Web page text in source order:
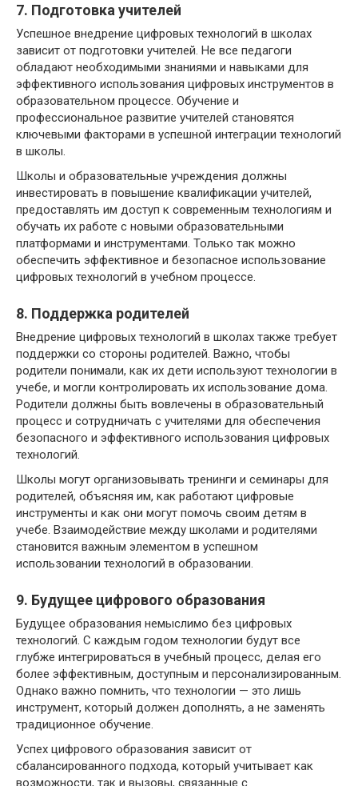
7. Подготовка учителей
Успешное внедрение цифровых технологий в школах
зависит от подготовки учителей. Не все педагоги
обладают необходимыми знаниями и навыками для
эффективного использования цифровых инструментов в
образовательном процессе. Обучение и
профессиональное развитие учителей становятся
ключевыми факторами в успешной интеграции технологий
в школы.
Школы и образовательные учреждения должны
инвестировать в повышение квалификации учителей,
предоставлять им доступ к современным технологиям и
обучать их работе с новыми образовательными
платформами и инструментами. Только так можно
обеспечить эффективное и безопасное использование
цифровых технологий в учебном процессе.
8. Поддержка родителей
Внедрение цифровых технологий в школах также требует
поддержки со стороны родителей. Важно, чтобы
родители понимали, как их дети используют технологии в
учебе, и могли контролировать их использование дома.
Родители должны быть вовлечены в образовательный
процесс и сотрудничать с учителями для обеспечения
безопасного и эффективного использования цифровых
технологий.
Школы могут организовывать тренинги и семинары для
родителей, объясняя им, как работают цифровые
инструменты и как они могут помочь своим детям в
учебе. Взаимодействие между школами и родителями
становится важным элементом в успешном
использовании технологий в образовании.
9. Будущее цифрового образования
Будущее образования немыслимо без цифровых
технологий. С каждым годом технологии будут все
глубже интегрироваться в учебный процесс, делая его
более эффективным, доступным и персонализированным.
Однако важно помнить, что технологии — это лишь
инструмент, который должен дополнять, а не заменять
традиционное обучение.
Успех цифрового образования зависит от
сбалансированного подхода, который учитывает как
возможности, так и вызовы, связанные с